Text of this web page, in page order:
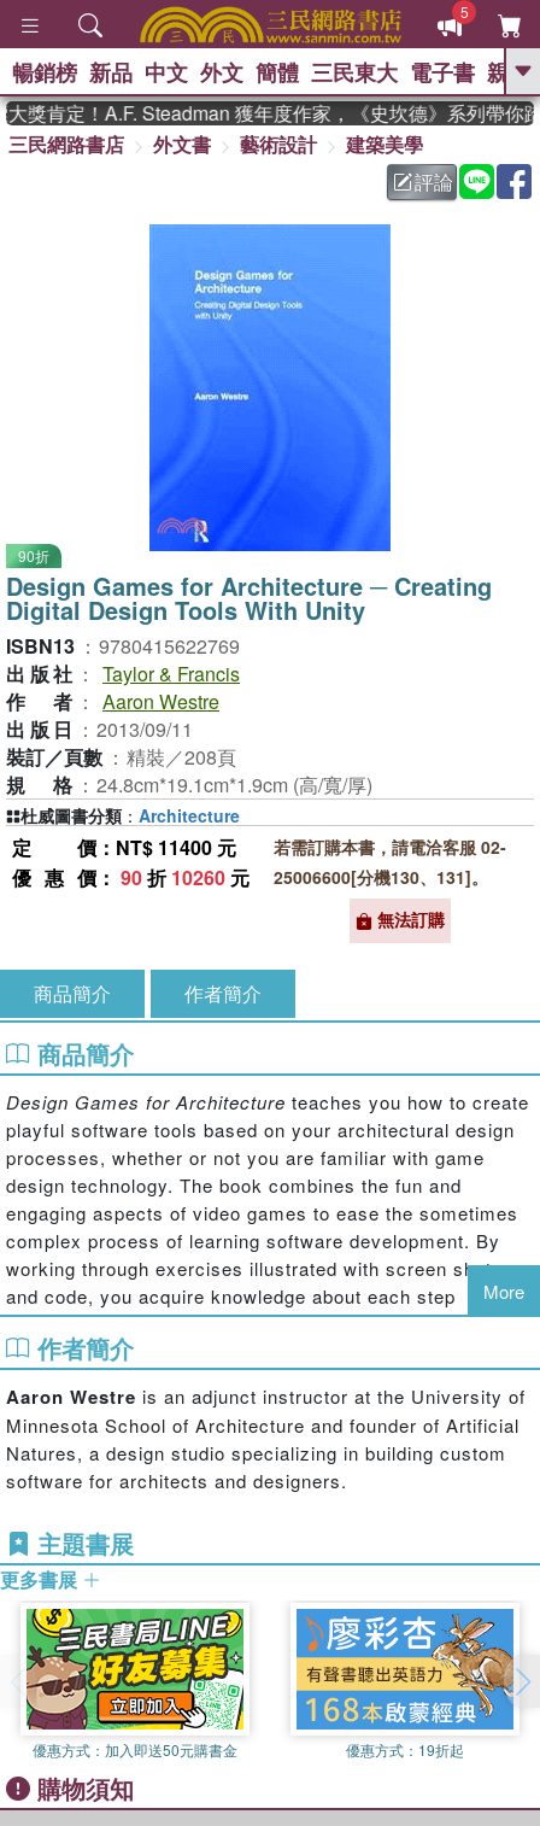
5
GO
熱搜： 東野圭吾 、 高希均教授回憶錄
父親節 、 如果歷
暑期推薦 、 國際布克
獎 臺灣漫遊錄 、 方念華
偉大的迷走神經
暢銷榜 新品 中文 外文 簡體 三民東大 電子書 親子
獎肯定！A.F. Steadman 獲年度作家，《史坎德》系列帶你踏
三民網路書店
外文書 藝術設計
建築美學
評論
90折
Design Games for Architecture ─ Creating
Digital Design Tools With Unity
ISBN13 ： 9780415622769
出版社 ： Taylor & Francis
作者 ： Aaron Westre
出版日 ： 2013/09/11
裝訂／頁數 ： 精裝／208頁
規格 ： 24.8cm*19.1cm*1.9cm (高/寬/厚)
定價 ：NT$ 11400 元
優惠價 ： 90折10260 元
若需訂購本書，請電洽客服 02-
25006600[分機130、131]。
無法訂購
杜威圖書分類 ： Architecture
商品簡介 作者簡介
商品簡介
Design Games for Architecture teaches you how to create
playful software tools based on your architectural design
processes, whether or not you are familiar with game
design technology. The book combines the fun and
engaging aspects of video games to ease the sometimes
complex process of learning software development. By
working through exercises illustrated with screen shots
and code, you acquire knowledge about each step
required to build useful tools you can use to accomplish
design tasks. Steps include analysing design processes to
identify their logic, translating that logic into a collection of
objects and functions, then encoding the design procedure
into a working software tool. Examples presented in the
book are design games---tools that a designer “plays” like
video games---that span a wide range of design activities.
innovative, and industry-leading software for video game
development. Unity speeds up the process of software
and includes very advanced tools for creating forms,
effects, and interactivity. If you are looking to add cutting-
edge skills to your repertoire, thenDesign Gameswill help
you sharpen your design thinking and allow you to
specialize in this new territory while you learn more about
your own design processes.
More
作者簡介
Aaron Westre is an adjunct instructor at the University of
Minnesota School of Architecture and founder of Artificial
Natures, a design studio specializing in building custom
software for architects and designers.
主題書展
更多書展
優惠方式： 加入即送50元購書金 優惠方式： 19折起
購物須知